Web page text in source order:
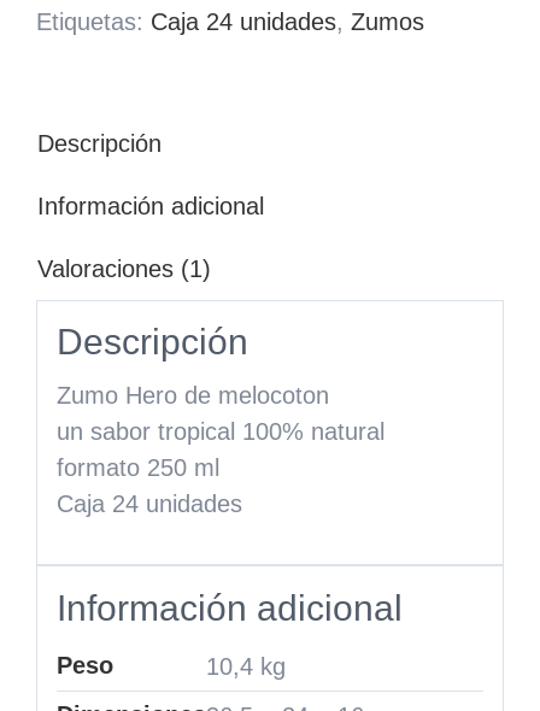
Etiquetas: Caja 24 unidades, Zumos
Descripción
Información adicional
Valoraciones (1)
Descripción
Zumo Hero de melocoton
un sabor tropical 100% natural
formato 250 ml
Caja 24 unidades
Información adicional
Peso
10,4 kg